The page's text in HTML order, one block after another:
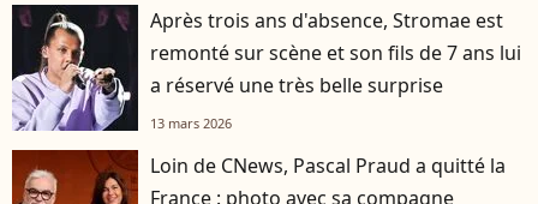
Après trois ans d'absence, Stromae est
remonté sur scène et son fils de 7 ans lui
a réservé une très belle surprise
13 mars 2026
Loin de CNews, Pascal Praud a quitté la
France : photo avec sa compagne